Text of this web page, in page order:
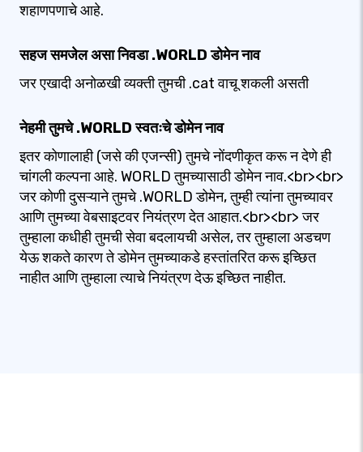
शहाणपणाचे आहे.
सहज समजेल असा निवडा .WORLD डोमेन नाव
जर एखादी अनोळखी व्यक्ती तुमची .cat वाचू शकली असती
नेहमी तुमचे .WORLD स्वतःचे डोमेन नाव
इतर कोणालाही (जसे की एजन्सी) तुमचे नोंदणीकृत करू न देणे ही
चांगली कल्पना आहे. WORLD तुमच्यासाठी डोमेन नाव.<br><br>
जर कोणी दुसऱ्याने तुमचे .WORLD डोमेन, तुम्ही त्यांना तुमच्यावर
आणि तुमच्या वेबसाइटवर नियंत्रण देत आहात.<br><br> जर
तुम्हाला कधीही तुमची सेवा बदलायची असेल, तर तुम्हाला अडचण
येऊ शकते कारण ते डोमेन तुमच्याकडे हस्तांतरित करू इच्छित
नाहीत आणि तुम्हाला त्याचे नियंत्रण देऊ इच्छित नाहीत.